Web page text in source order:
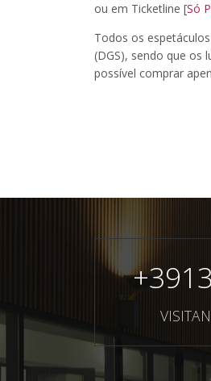
ou em Ticketline [Só
Todos os
(DGS), sendo que os
possível comprar
+